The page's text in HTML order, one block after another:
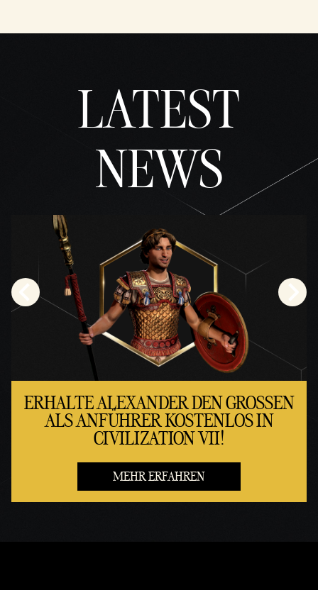
Date
ragun
g von
Googl
e-
LATEST
NEWS
ERHALTE ALEXANDER DEN GROSSEN A
LS ANFÜHRER KOSTENLOS IN C
IVILIZATION VII!
MEHR ERFAHREN